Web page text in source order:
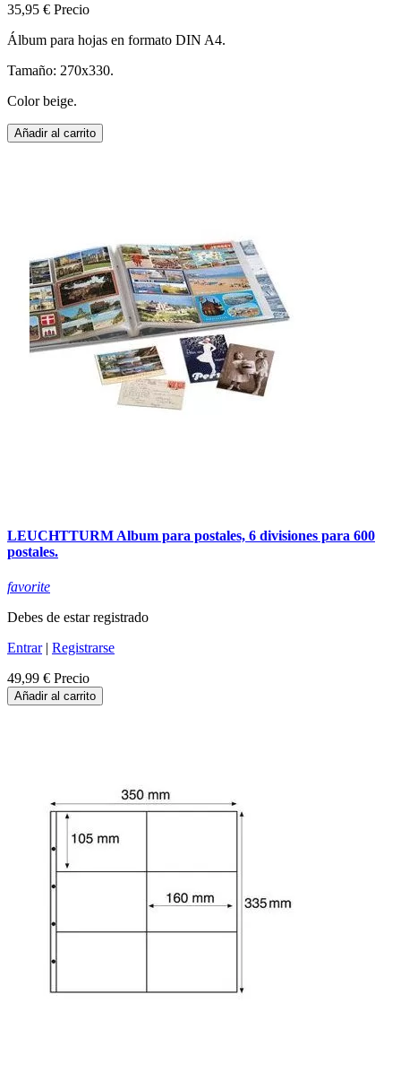
35,95 € Precio
Álbum para hojas en formato DIN A4.
Tamaño: 270x330.
Color beige.
Añadir al carrito
LEUCHTTURM Album para postales, 6 divisiones para 600
postales.
favorite
Debes de estar registrado
Entrar| Registrarse
49,99 € Precio
Añadir al carrito